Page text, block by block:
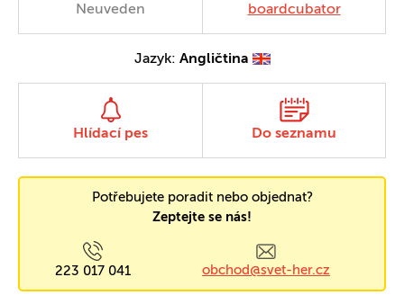
Neuveden boardcubator
Jazyk: Angličtina
Hlídací pes Do seznamu
Potřebujete poradit nebo objednat?
Zeptejte se nás!
223 017 041 obchod@svet-her.cz